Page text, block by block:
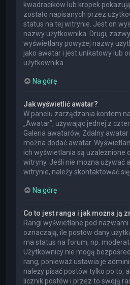
kwadracików lub kropek
zostało napisanych przez
status na tej witrynie. Jest on
nazwy użytkownika. Drugi,
wyświetlany powyżej nazwy
jako awatar i jest unikatowy lub
użytkownika.
Na górę
Jak wyświetlić awatar?
W panelu zarządzania kontem
„Awatar”, używając jednej z
Galeria awatarów, Zdalny
można dodać awatar.
ich wyświetlania są uzależnione
witryny. Jeśli nie można używać
witrynie, należy skontaktować
Na górę
Co to jest ranga i jak można ją
Rangi wyświetlane pod
oznaczają, ile postów dany
ma status na forum, np.
Użytkownicy nie mogą
rang, ponieważ ustawia je
należy pisać postów tylko po to,
licznik postów i przez to swoją